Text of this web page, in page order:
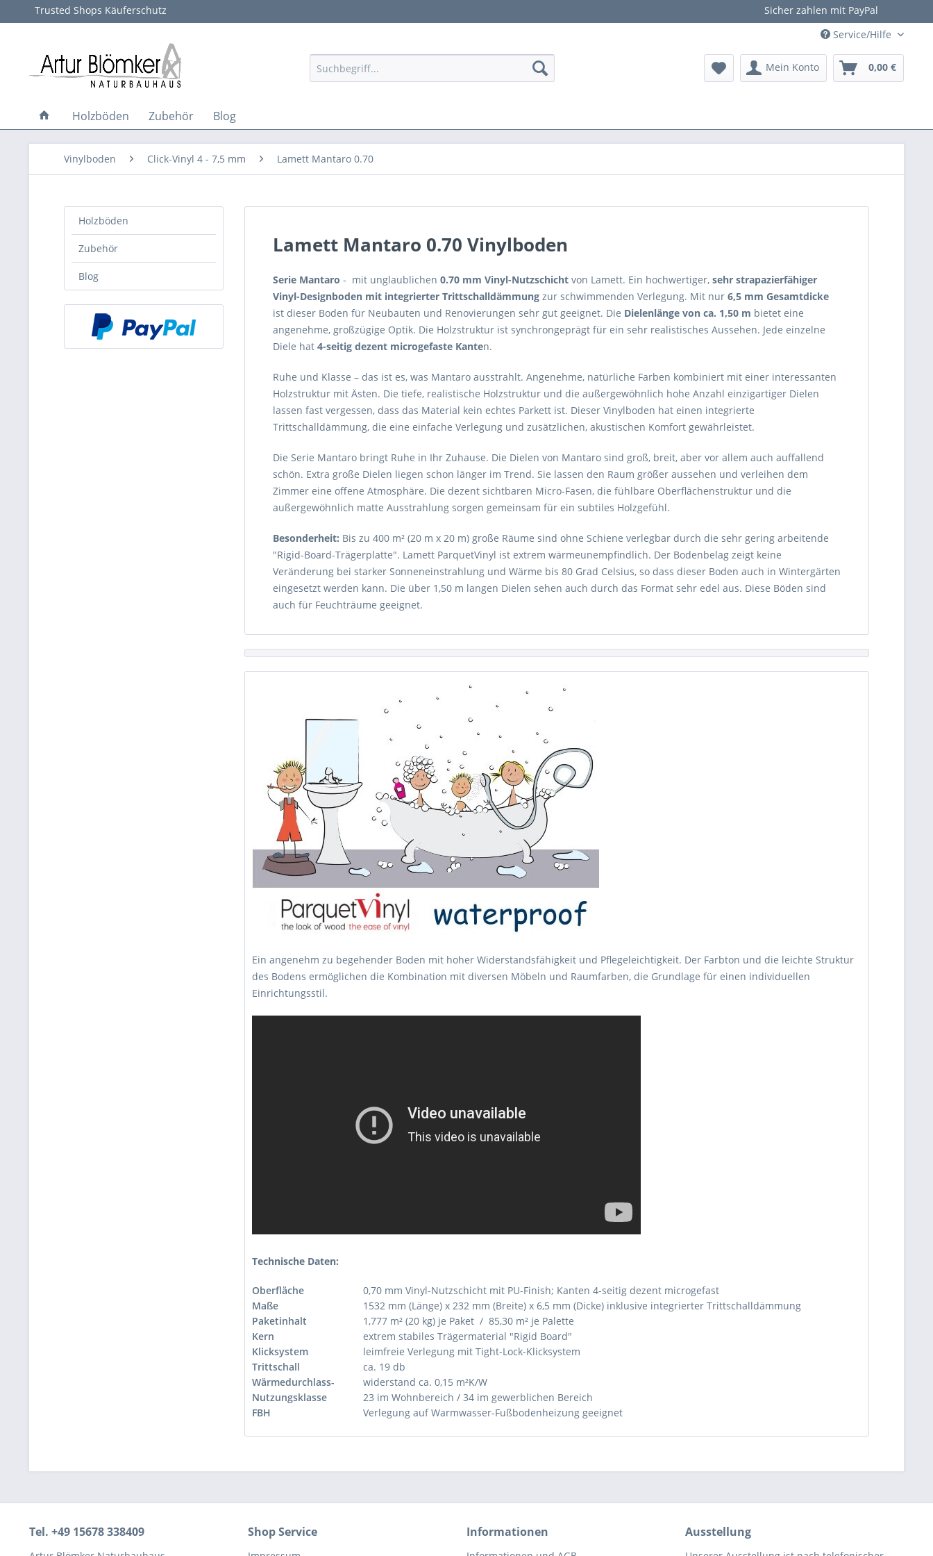
Trusted Shops Käuferschutz
Sicher zahlen mit PayPal
Service/Hilfe
Mein Konto 0,00 €
Holzböden Zubehör Blog
Vinylboden Click-Vinyl 4 - 7,5 mm Lamett Mantaro 0.70
Holzböden
Zubehör
Blog
Lamett Mantaro 0.70 Vinylboden
Serie Mantaro - mit unglaublichen 0.70 mm Vinyl-Nutzschicht von Lamett. Ein hochwertiger, sehr strapazierfähiger
Vinyl-Designboden mit integrierter Trittschalldämmung zur schwimmenden Verlegung. Mit nur 6,5 mm Gesamtdicke
ist dieser Boden für Neubauten und Renovierungen sehr gut geeignet. Die Dielenlänge von ca. 1,50 m bietet eine
angenehme, großzügige Optik. Die Holzstruktur ist synchrongeprägt für ein sehr realistisches Aussehen. Jede einzelne
Diele hat 4-seitig dezent microgefaste Kanten.
Ruhe und Klasse – das ist es, was Mantaro ausstrahlt. Angenehme, natürliche Farben kombiniert mit einer interessanten
Holzstruktur mit Ästen. Die tiefe, realistische Holzstruktur und die außergewöhnlich hohe Anzahl einzigartiger Dielen
lassen fast vergessen, dass das Material kein echtes Parkett ist. Dieser Vinylboden hat einen integrierte
Trittschalldämmung, die eine einfache Verlegung und zusätzlichen, akustischen Komfort gewährleistet.
Die Serie Mantaro bringt Ruhe in Ihr Zuhause. Die Dielen von Mantaro sind groß, breit, aber vor allem auch auffallend
schön. Extra große Dielen liegen schon länger im Trend. Sie lassen den Raum größer aussehen und verleihen dem
Zimmer eine offene Atmosphäre. Die dezent sichtbaren Micro-Fasen, die fühlbare Oberflächenstruktur und die
außergewöhnlich matte Ausstrahlung sorgen gemeinsam für ein subtiles Holzgefühl.
Besonderheit: Bis zu 400 m² (20 m x 20 m) große Räume sind ohne Schiene verlegbar durch die sehr gering arbeitende
"Rigid-Board-Trägerplatte". Lamett ParquetVinyl ist extrem wärmeunempfindlich. Der Bodenbelag zeigt keine
Veränderung bei starker Sonneneinstrahlung und Wärme bis 80 Grad Celsius, so dass dieser Boden auch in Wintergärten
eingesetzt werden kann. Die über 1,50 m langen Dielen sehen auch durch das Format sehr edel aus. Diese Böden sind
auch für Feuchträume geeignet.
Ein angenehm zu begehender Boden mit hoher Widerstandsfähigkeit und Pflegeleichtigkeit. Der Farbton und die leichte Struktur
des Bodens ermöglichen die Kombination mit diversen Möbeln und Raumfarben, die Grundlage für einen individuellen
Einrichtungsstil.
Technische Daten:
Oberfläche
0,70 mm Vinyl-Nutzschicht mit PU-Finish; Kanten 4-seitig dezent microgefast
Maße
1532 mm (Länge) x 232 mm (Breite) x 6,5 mm (Dicke) inklusive integrierter Trittschalldämmung
Paketinhalt
1,777 m² (20 kg) je Paket / 85,30 m² je Palette
Kern
extrem stabiles Trägermaterial "Rigid Board"
Klicksystem
leimfreie Verlegung mit Tight-Lock-Klicksystem
Trittschall
ca. 19 db
Wärmedurchlass-
widerstand ca. 0,15 m²K/W
Nutzungsklasse
23 im Wohnbereich / 34 im gewerblichen Bereich
FBH
Verlegung auf Warmwasser-Fußbodenheizung geeignet
Tel. +49 15678 338409 Shop Service Informationen Ausstellung